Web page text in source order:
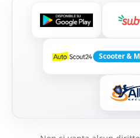
Scooter &